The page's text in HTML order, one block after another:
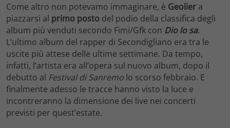
Come altro non potevamo immaginare, è Geolier a
piazzarsi al primo posto del podio della classifica degli
album più venduti secondo Fimi/Gfk con Dio lo sa.
L’ultimo album del rapper di Secondigliano era tra le
uscite più attese delle ultime settimane. Da tempo,
infatti, l’artista era all’opera sul nuovo album, dopo il
debutto al Festival di Sanremo lo scorso febbraio. E
finalmente adesso le tracce hanno visto la luce e
incontreranno la dimensione dei live nei concerti
previsti per quest’estate.